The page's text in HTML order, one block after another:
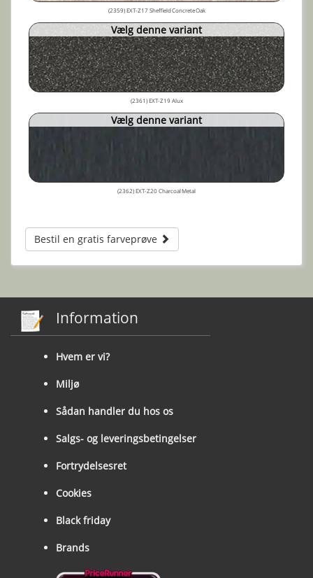
(2359) EXT-Z17 Sheffield Concrete Oak
Vælg denne variant
(2361) EXT-Z19 Alux
Vælg denne variant
(2362) EXT-Z20 Charcoal Metal
Bestil en gratis farveprøve
Information
Hvem er vi?
Miljø
Sådan handler du hos os
Salgs- og leveringsbetingelser
Fortrydelsesret
Cookies
Black friday
Brands